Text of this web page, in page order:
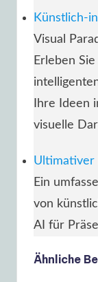
Künstlich-
Visual
Erleben
Ihre Ideen
visuelle
Ultimativer
Ein
von
AI für
Ähnliche